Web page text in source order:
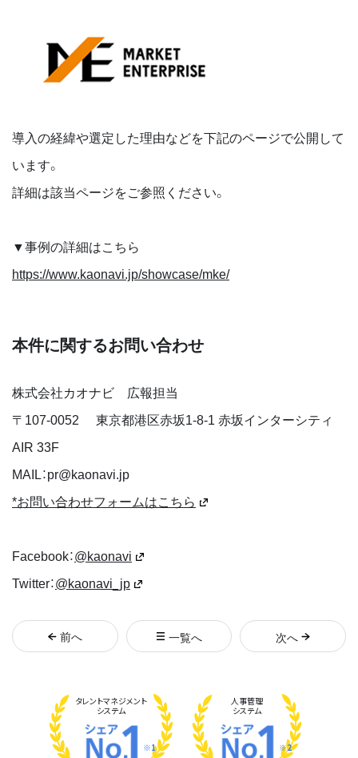
導入の経緯や選定した理由などを下記のページで公開して
います。
詳細は該当ページをご参照ください。
▼事例の詳細はこちら
https://www.kaonavi.jp/showcase/mke/
本件に関するお問い合わせ
株式会社カオナビ 広報担当
〒 107-0052
東京都港区赤坂1-8-1 赤坂インターシティ
AIR 33F
MAIL：pr@kaonavi.jp
*お問い合わせフォームはこちら
Facebook：@kaonavi
Twitter：@kaonavi_jp
前へ 一覧へ 次へ
タレントマネジメント
システム
※1
人事管理
システム
※2